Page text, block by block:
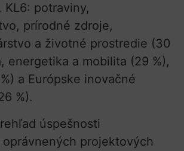
KL6: potraviny,
prírodné zdroje,
a životné prostredie (30
energetika a mobilita (29 %),
a Európske inovačné
%).
úspešnosti
projektových